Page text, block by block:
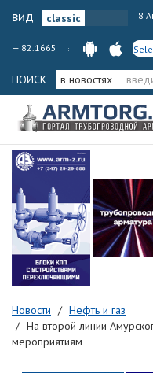
вид 8
— 82.1665
ПОИСК в новостях
Новости
Нефть и газ
На второй линии
мероприятиям